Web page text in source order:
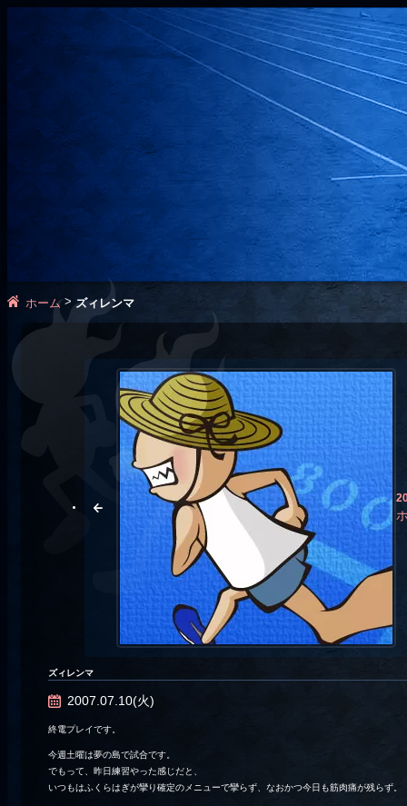
ホーム> ズィレンマ
ズィレンマ
2007.07.10(火)
終電プレイです。
今週土曜は夢の島で試合です。
でもって、昨日練習やった感じだと、
いつもはふくらはぎが攣り確定のメニューで攣らず、なおかつ今日も筋肉痛が残らず。